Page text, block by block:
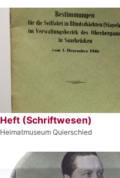
Heft (Schriftwesen)
Heimatmuseum Quierschied